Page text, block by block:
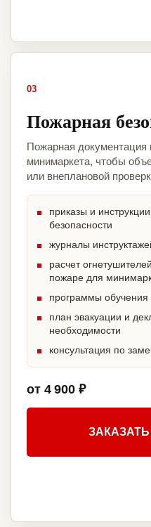
03
Пожарная
Пожарная
минимаркета, чтобы
или внеплановой
приказы и
безопасности
журналы
расчет
пожаре для
программы обучения
план эвакуации и
необходимости
консультация по
от 4 900 ₽